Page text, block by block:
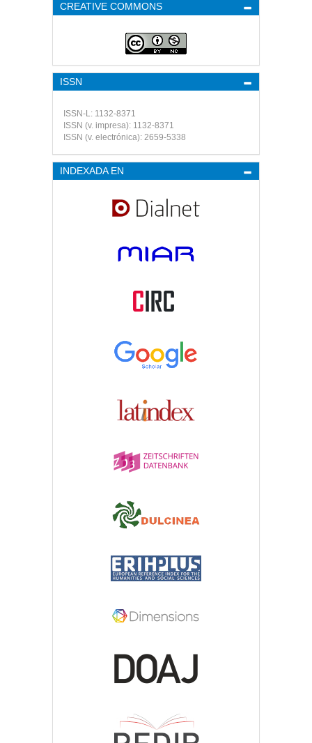
CREATIVE COMMONS
ISSN
ISSN-L: 1132-8371
ISSN (v. impresa): 1132-8371
ISSN (v. electrónica): 2659-5338
INDEXADA EN